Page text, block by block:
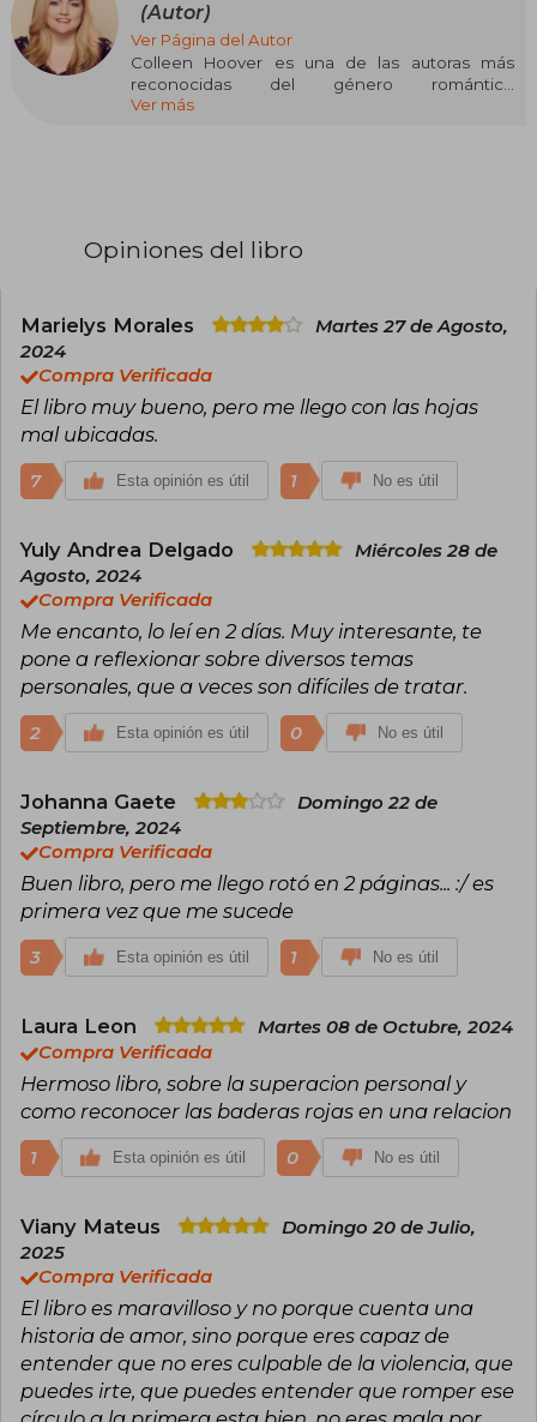
(Autor)
Ver Página del Autor
Colleen Hoover es una de las autoras más
reconocidas del género romántico
contemporáneo y la ficción emocional. Nacida
habilidad para tejer historias conmovedoras que
pérdida, la resiliencia y las relaciones humanas.
Entre los libros de Colleen Hoover más
destacadas se encuentran It Ends With Us,
Verity, Ugly Love y Reminders of Him, títulos que
The New York Times.
conocida por su cercanía con los fans y su
pasión por causas benéficas. Es la creadora de
The Bookworm Box, un proyecto que combina
su amor por la lectura con la filantropía, ya que
los beneficios se destinan a organizaciones
benéficas.
Su estilo único, que mezcla emociones intensas
con personajes reales y vulnerables, ha
consolidado a Colleen Hoover como una de las
voces más influyentes de la literatura
múltiples idiomas, continúan inspirando y
emocionando a lectores de todo el mundo.
Ver más
Opiniones del libro
Marielys Morales
Martes 27 de Agosto,
2024
Compra Verificada
El libro muy bueno, pero me llego con las hojas
mal ubicadas.
7 Esta opinión es útil 1 No es útil
Yuly Andrea Delgado
Miércoles 28 de
Agosto, 2024
Compra Verificada
Me encanto, lo leí en 2 días. Muy interesante, te
pone a reflexionar sobre diversos temas
personales, que a veces son difíciles de tratar.
2 Esta opinión es útil 0 No es útil
Johanna Gaete
Domingo 22 de
Septiembre, 2024
Compra Verificada
Buen libro, pero me llego rotó en 2 páginas... :/ es
primera vez que me sucede
3 Esta opinión es útil 1 No es útil
Laura Leon
Martes 08 de Octubre, 2024
Compra Verificada
Hermoso libro, sobre la superacion personal y
como reconocer las baderas rojas en una relacion
1 Esta opinión es útil 0 No es útil
Viany Mateus
Domingo 20 de Julio,
2025
Compra Verificada
El libro es maravilloso y no porque cuenta una
historia de amor, sino porque eres capaz de
entender que no eres culpable de la violencia, que
puedes irte, que puedes entender que romper ese